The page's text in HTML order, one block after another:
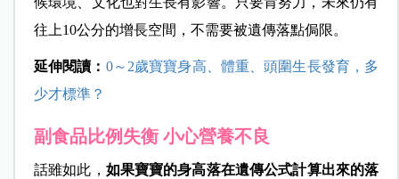
往上10公分的增長空間，不需要被遺傳落點侷限。
延伸閱讀： 0～2歲寶寶身高、體重、頭圍生長發育，多
少才標準？
副食品比例失衡 小心營養不良
話雖如此， 如果寶寶的身高落在遺傳公式計算出來的落